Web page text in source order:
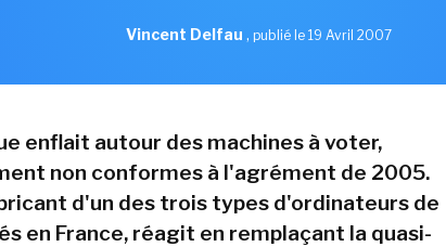
Vincent Delfau , publié le 19 Avril 2007
enflait autour des machines à voter,
non conformes à l'agrément de 2005.
d'un des trois types d'ordinateurs de
en France, réagit en remplaçant la quasi-